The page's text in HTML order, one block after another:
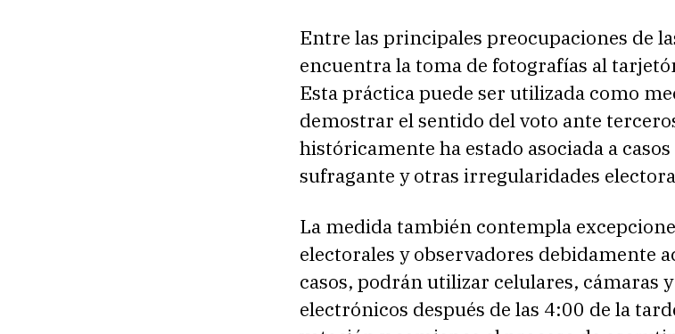
Entre las principales preocupaciones de
encuentra la toma de fotografías al
Esta práctica puede ser utilizada como
demostrar el sentido del voto ante
históricamente ha estado asociada a
sufragante y otras irregularidades
La medida también contempla
electorales y observadores debidamente
casos, podrán utilizar celulares, cámaras
electrónicos después de las 4:00 de la